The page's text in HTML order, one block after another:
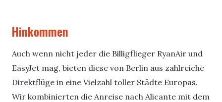
Hinkommen
Auch wenn nicht jeder die Billigflieger RyanAir und
EasyJet mag, bieten diese von Berlin aus zahlreiche
Direktflüge in eine Vielzahl toller Städte Europas.
Wir kombinierten die Anreise nach Alicante mit dem